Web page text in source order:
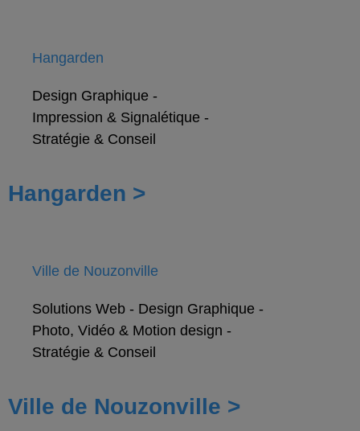
Hangarden
Design Graphique -
Impression & Signalétique -
Stratégie & Conseil
Hangarden >
Ville de Nouzonville
Solutions Web - Design Graphique -
Photo, Vidéo & Motion design -
Stratégie & Conseil
Ville de Nouzonville >